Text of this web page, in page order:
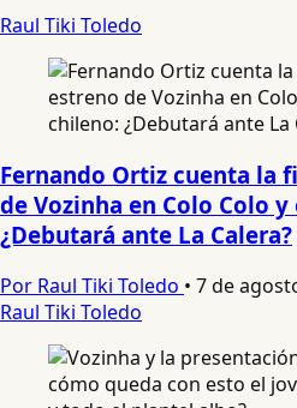
Raul Tiki Toledo
Fernando Ortiz cuenta la
de Vozinha en Colo Colo
¿Debutará ante La Calera?
Por Raul Tiki Toledo • 7 de
Raul Tiki Toledo